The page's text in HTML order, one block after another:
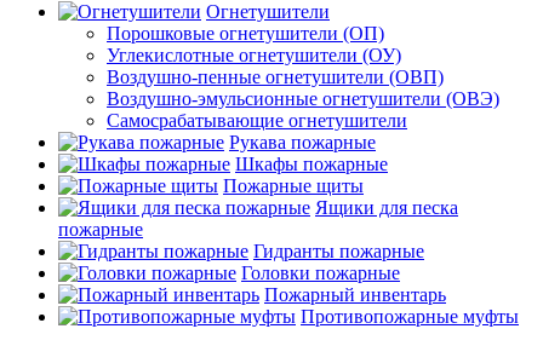
Огнетушители
Порошковые огнетушители (ОП)
Углекислотные огнетушители (ОУ)
Воздушно-пенные огнетушители (ОВП)
Воздушно-эмульсионные огнетушители (ОВЭ)
Самосрабатывающие огнетушители
Рукава пожарные
Шкафы пожарные
Пожарные щиты
Ящики для песка
пожарные
Гидранты пожарные
Головки пожарные
Пожарный инвентарь
Противопожарные муфты